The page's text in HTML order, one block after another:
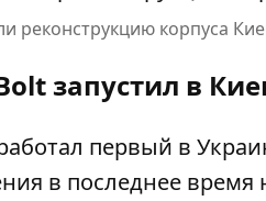
реконструкцию корпуса
запустил в
первый в
в последнее время